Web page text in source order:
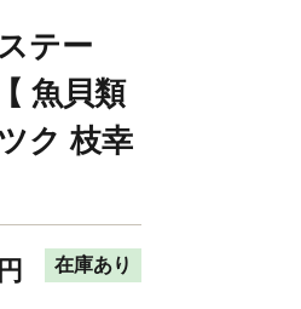
テー
魚貝類
ク 枝幸
円 在庫あり